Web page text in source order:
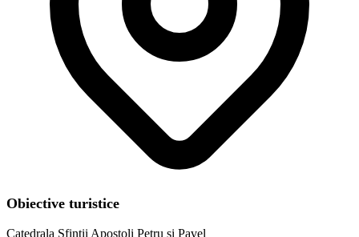
Obiective turistice
Catedrala Sfinţii Apostoli Petru şi Pavel